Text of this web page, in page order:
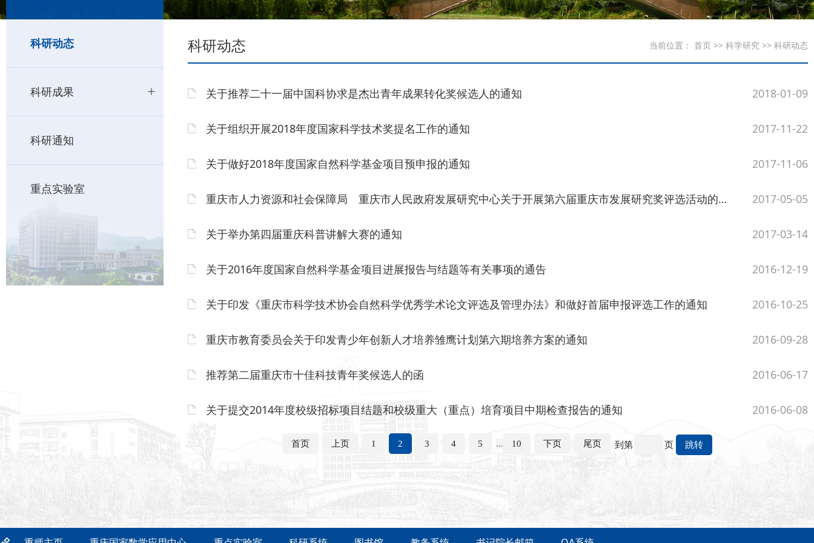
科研动态
科研成果
科研通知
重点实验室
科研动态 当前位置： 首页 >> 科学研究 >> 科研动态
关于推荐二十一届中国科协求是杰出青年成果转化奖候选人的通知 2018-01-09
关于组织开展2018年度国家科学技术奖提名工作的通知 2017-11-22
关于做好2018年度国家自然科学基金项目预申报的通知 2017-11-06
重庆市人力资源和社会保障局 重庆市人民政府发展研究中心关于开展第六届重庆市发展研究奖评选活动的通知 2017-05-05
关于举办第四届重庆科普讲解大赛的通知 2017-03-14
关于2016年度国家自然科学基金项目进展报告与结题等有关事项的通告 2016-12-19
关于印发《重庆市科学技术协会自然科学优秀学术论文评选及管理办法》和做好首届申报评选工作的通知 2016-10-25
重庆市教育委员会关于印发青少年创新人才培养雏鹰计划第六期培养方案的通知 2016-09-28
推荐第二届重庆市十佳科技青年奖候选人的函 2016-06-17
关于提交2014年度校级招标项目结题和校级重大（重点）培育项目中期检查报告的通知 2016-06-08
首页 上页 1 2 3 4 5 ... 10 下页 尾页 到第 页 跳转